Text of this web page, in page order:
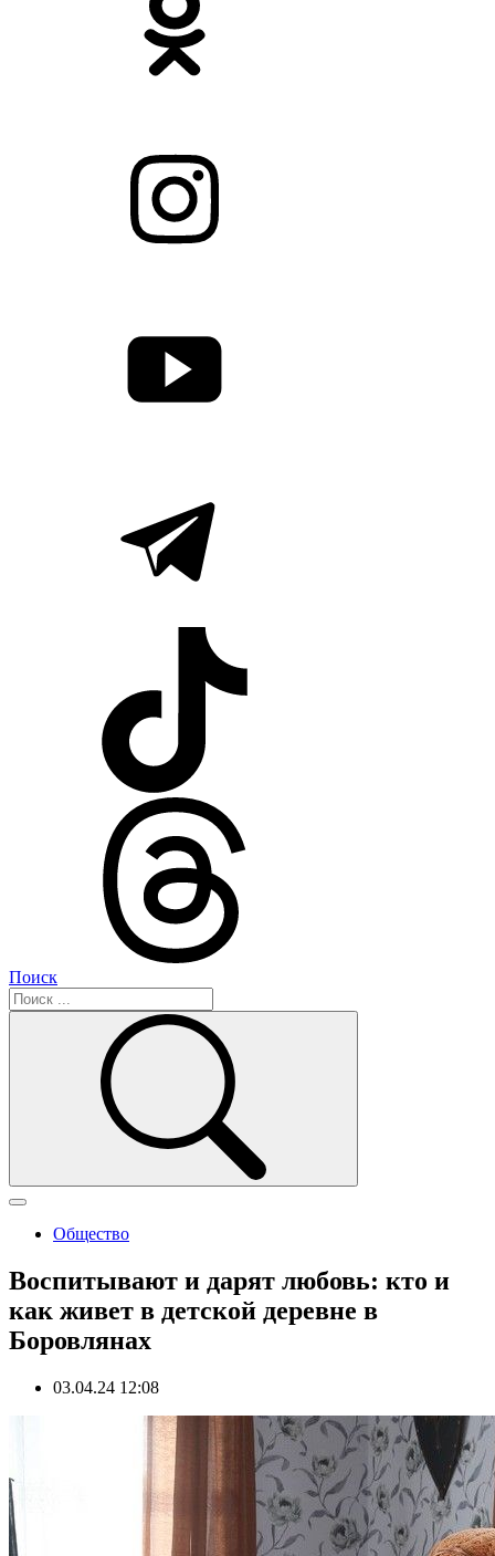
Поиск
Общество
Воспитывают и дарят любовь: кто и
как живет в детской деревне в
Боровлянах
03.04.24 12:08